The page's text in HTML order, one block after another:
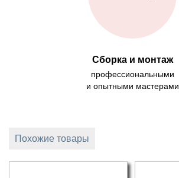
Сборка и монтаж
профессиональными
и опытными мастерами
Похожие товары